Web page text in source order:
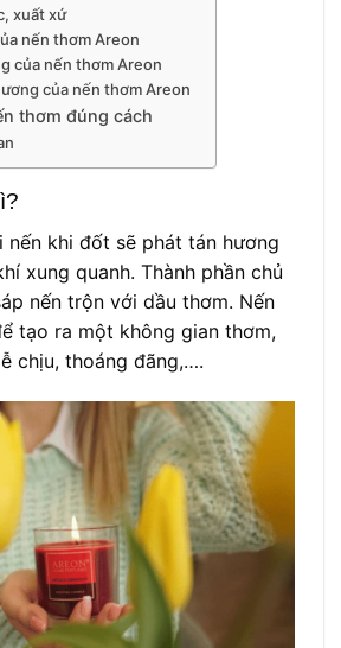
xuất xứ
nến thơm Areon
của nến thơm Areon
của nến thơm Areon
thơm đúng cách
nến khi đốt sẽ phát tán hương
xung quanh. Thành phần chủ
nến trộn với dầu thơm. Nến
tạo ra một không gian thơm,
chịu, thoáng đãng,….